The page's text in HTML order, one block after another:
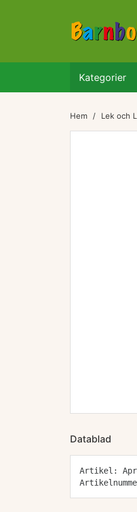
Kategorier
Hem Lek och
Datablad
Artikel: